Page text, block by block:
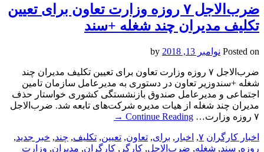
ضرب‌الاجل ۷ روزه وزارت تعاون برای تعیین
تکلیف مدیران چند شغله +سند
Posted on نوامبر 13, 2018
ضرب‌الاجل ۷ روزه وزارت تعاون برای تعیین تکلیف مدیران چند
شغله +سندوزیر تعاون در دستوری به مدیرعامل سازمان تامین
اجتماعی و مدیرعامل صندوق بازنشستگی کشوری خواستار حذف
مدیران چند شغله از هیات مدیره شرکت‌های تابعه شد. ضرب‌الاجل
۷ روزه وزارت…
Continue Reading
→
اخبار کارگران ۷, اخبار , برای, تعاون, تعیین, تکلیف, چند, خبر جدید,
روزه, سند, شغله, ضرب‌الاجل, کارگر , کارگران, مدیران, وزارت